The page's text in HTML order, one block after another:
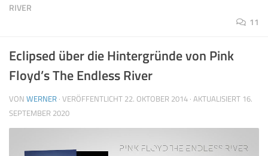
RIVER
11
Eclipsed über die Hintergründe von Pink
Floyd’s The Endless River
VON WERNER · VERÖFFENTLICHT 22. OKTOBER 2014 · AKTUALISIERT 16.
SEPTEMBER 2020